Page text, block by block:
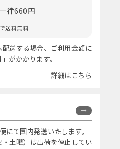
律660円
送料無料
送する場合、ご利用金額に
がかかります。
詳細はこちら
にて国内発送いたします。
土曜）は出荷を停止してい